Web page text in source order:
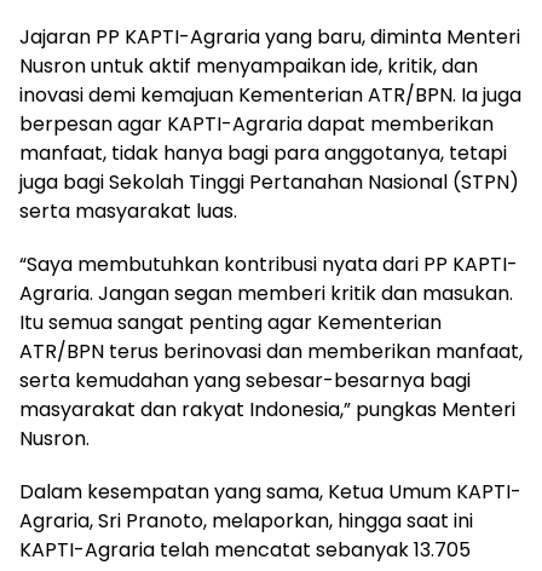
Jajaran PP KAPTI-Agraria yang baru, diminta Menteri
Nusron untuk aktif menyampaikan ide, kritik, dan
inovasi demi kemajuan Kementerian ATR/BPN. Ia juga
berpesan agar KAPTI-Agraria dapat memberikan
manfaat, tidak hanya bagi para anggotanya, tetapi
juga bagi Sekolah Tinggi Pertanahan Nasional (STPN)
serta masyarakat luas.
“Saya membutuhkan kontribusi nyata dari PP KAPTI-
Agraria. Jangan segan memberi kritik dan masukan.
Itu semua sangat penting agar Kementerian
ATR/BPN terus berinovasi dan memberikan manfaat,
serta kemudahan yang sebesar-besarnya bagi
masyarakat dan rakyat Indonesia,” pungkas Menteri
Nusron.
Dalam kesempatan yang sama, Ketua Umum KAPTI-
Agraria, Sri Pranoto, melaporkan, hingga saat ini
KAPTI-Agraria telah mencatat sebanyak 13.705